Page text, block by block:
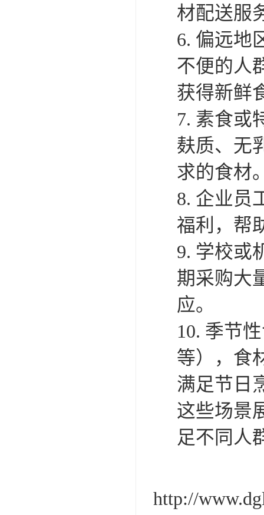
材配送服
6. 偏远地
不便的人
获得新鲜
7. 素食或
麸质、无
求的食材
8. 企业员
福利，帮
9. 学校或
期采购大
应。
10. 季节
等），食
满足节日
这些场景
足不同人
http://